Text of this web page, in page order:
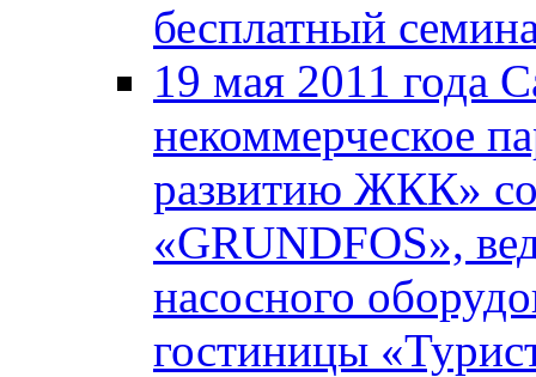
бесплатный
19 мая 2011 года
некоммерческое
развитию ЖКК»
«GRUNDFOS»,
насосного
гостиницы